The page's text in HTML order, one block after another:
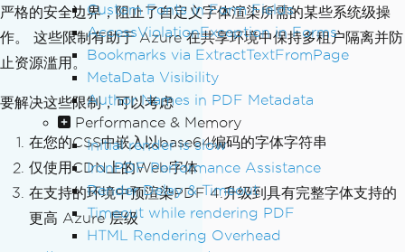
Custom Fonts in Form Fields
AccessViolationException in Forms
Bookmarks via ExtractTextFromPage
MetaData Visibility
Author Names in PDF Metadata
Performance & Memory
Initial render is slow
IronPDF Performance Assistance
Render Delay & Timeout
Timeout while rendering PDF
HTML Rendering Overhead
严格的安全边界，阻止了自定义字体渲染所需的某些系统级操
作。 这些限制有助于 Azure 在共享环境中保持多租户隔离并防
止资源滥用。
要解决这些限制，可以考虑
在您的CSS中嵌入以base64编码的字体字符串
仅使用CDN上的Web字体
在支持的环境中预渲染PDF 4.升级到具有完整字体支持的
更高 Azure 层级